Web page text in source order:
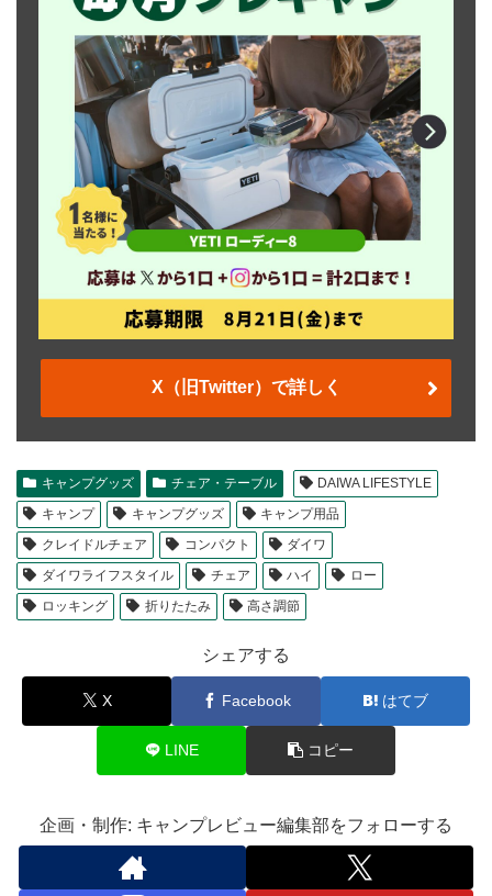
X（旧Twitter）で詳しく
キャンプグッズ チェア・テーブル
DAIWA LIFESTYLE
キャンプ
キャンプグッズ
キャンプ用品
クレイドルチェア
コンパクト
ダイワ
ダイワライフスタイル
チェア ハイ
ロー
ロッキング
折りたたみ 高さ調節
シェアする
X Facebook はてブ
LINE コピー
企画・制作: キャンプレビュー編集部をフォローする